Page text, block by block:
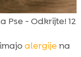
Pse - Odkrijte! 12
alergije na